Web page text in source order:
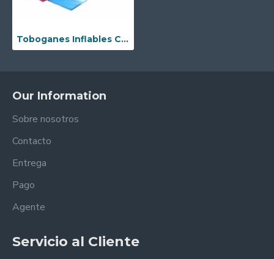
Toboganes Inflables Comerciales
Our Information
Sobre nosotros
Contacto
Entrega
Pago
Agente
Servicio al Cliente